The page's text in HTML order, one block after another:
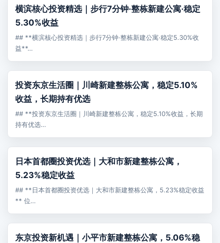
売買
横滨核心投资精选｜步行7分钟·整栋新建公寓·稳定
5.30%收益
## **横滨核心投资精选｜步行7分钟·整栋新建公寓·稳定5.30%收
益**…
売買
投资东京生活圈｜川崎新建整栋公寓，稳定5.10%
收益，长期持有优选
## **投资东京生活圈｜川崎新建整栋公寓，稳定5.10%收益，长期
持有优选…
売買
日本首都圈投资优选｜大和市新建整栋公寓，
5.23%稳定收益
## **日本首都圈投资优选｜大和市新建整栋公寓，5.23%稳定收益
** 位…
売買
东京投资新机遇｜小平市新建整栋公寓，5.06%稳